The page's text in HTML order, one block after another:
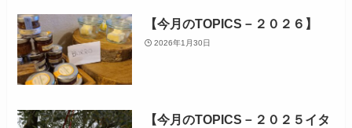
【今月のTOPICS－２０２６】
2026年1月30日
【今月のTOPICS－２０２５イタ